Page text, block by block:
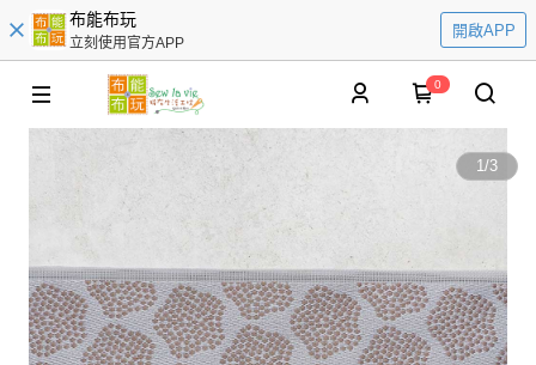
布能布玩
立刻使用官方APP
開啟APP
0
1/3